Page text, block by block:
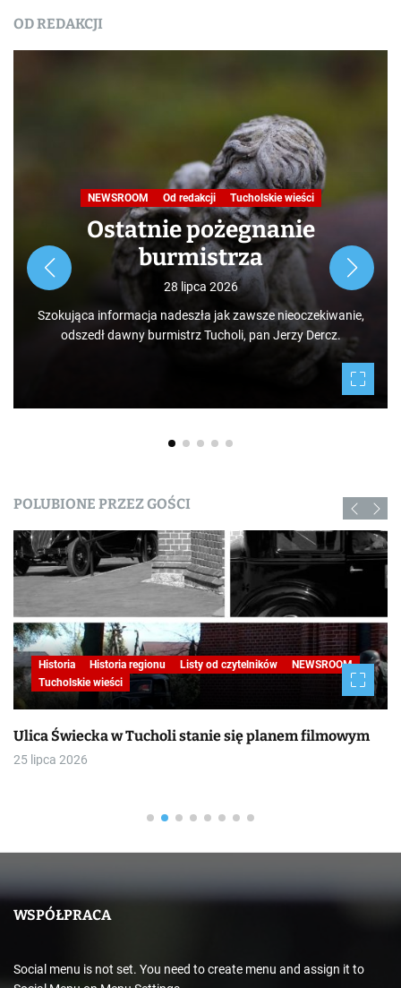
OD REDAKCJI
NEWSROOM Od redakcji Tucholskie wieści
Ostatnie pożegnanie
burmistrza
28 lipca 2026
Szokująca informacja nadeszła jak zawsze nieoczekiwanie,
odszedł dawny burmistrz Tucholi, pan Jerzy Dercz.
POLUBIONE PRZEZ GOŚCI
Historia Historia regionu Listy od czytelników
NEWSROOM
Tucholskie wieści
Ulica Świecka w Tucholi stanie się planem filmowym
25 lipca 2026
WSPÓŁPRACA
Social menu is not set. You need to create menu and assign it to